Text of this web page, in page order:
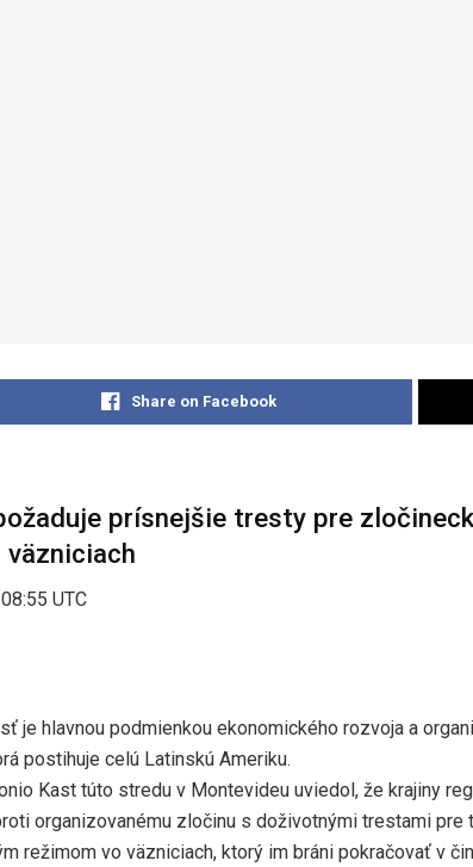
Share on Facebook
prísnejšie tresty pre
UTC
je hlavnou podmienkou ekonomického rozvoja a
postihuje celú Latinskú Ameriku.
Kast túto stredu v Montevideu uviedol, že krajiny
organizovanému zločinu s doživotnými trestami pre
režimom vo väzniciach, ktorý im bráni pokračovať v